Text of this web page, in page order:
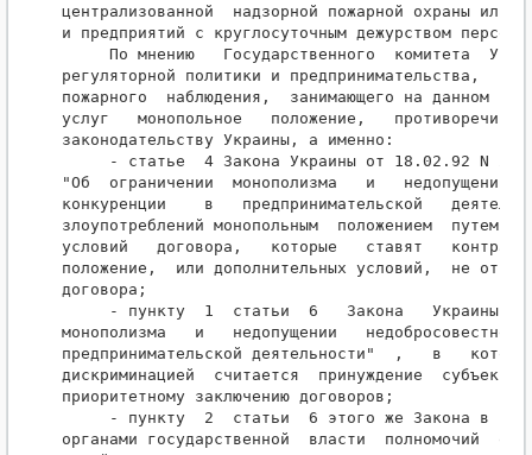
централизованной  надзорной пожарной охраны или
и предприятий с круглосуточным дежурством
По мнению   Государственного  комитета
регуляторной политики и предпринимательства,
пожарного  наблюдения,  занимающего на данном
услуг   монопольное   положение,   противоречит
законодательству Украины, а именно:
- статье  4 Закона Украины от 18.02.92 N
"Об  ограничении  монополизма   и   недопущении
конкуренции    в   предпринимательской
злоупотреблений монопольным  положением  путем
условий   договора,   которые   ставят
положение,  или дополнительных условий,  не
договора;
- пункту  1  статьи  6   Закона   Украины
монополизма   и   недопущении
предпринимательской деятельности"  ,   в
дискриминацией  считается  принуждение
приоритетному заключению договоров;
- пункту  2  статьи  6 этого же Закона в
органами государственной  власти  полномочий